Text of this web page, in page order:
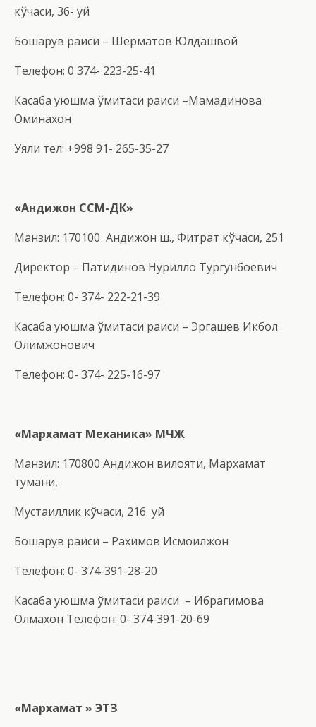
кўчаси, 36- уй
Бошқарув раиси – Шерматов Юлдашвой
Телефон: 0 374- 223-25-41
Касаба уюшма қўмитаси раиси –Мамадинова
Оминахон
Уяли тел: +998 91- 265-35-27
«Андижон ССМ-ДК»
Манзил: 170100 Андижон ш., Фитрат кўчаси, 251
Директор – Патидинов Нурилло Тургунбоевич
Телефон: 0- 374- 222-21-39
Касаба уюшма қўмитаси раиси – Эргашев Икбол
Олимжонович
Телефон: 0- 374- 225-16-97
«Мархамат Механика» МЧЖ
Манзил: 170800 Андижон вилояти, Мархамат
тумани,
Мустақиллик кўчаси, 216 уй
Бошқарув раиси – Рахимов Исмоилжон
Телефон: 0- 374-391-28-20
Касаба уюшма қўмитаси раиси – Ибрагимова
Олмахон Телефон: 0- 374-391-20-69
«Мархамат » ЭТЗ